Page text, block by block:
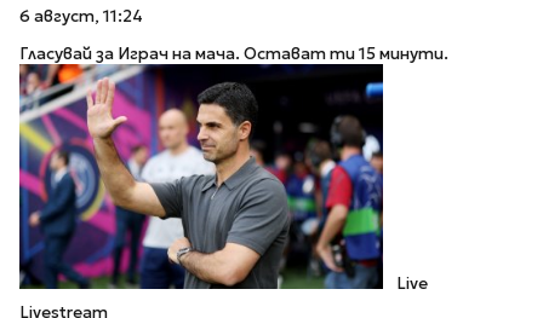
6 август, 11:24
Гласувай за Играч на мача. Остават ти 15 минути.
Live
Livestream